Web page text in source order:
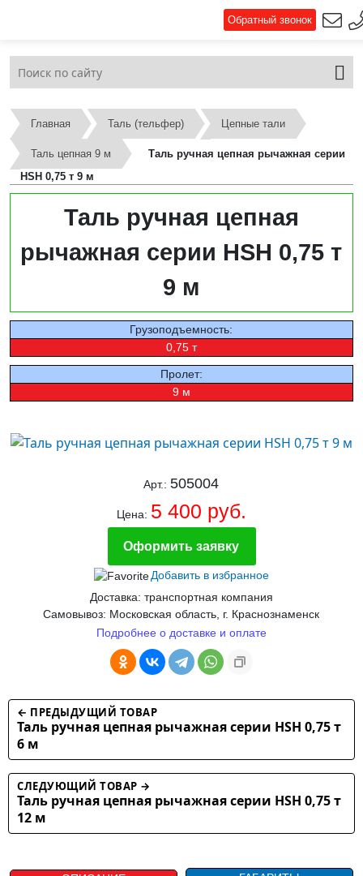
Обратный звонок
Главная Таль (тельфер) Цепные тали
Таль цепная 9 м
Таль ручная цепная рычажная серии
HSH 0,75 т 9 м
Таль ручная цепная
рычажная серии HSH 0,75 т
9 м
Грузоподъемность:
0,75 т
Пролет:
9 м
Арт.:505004
Цена: 5 400 руб.
Оформить заявку
Добавить в избранное
Доставка: транспортная компания
Самовывоз: Московская область, г. Краснознаменск
Подробнее о доставке и оплате
← ПРЕДЫДУЩИЙ ТОВАР
Таль ручная цепная рычажная серии HSH 0,75 т
6 м
СЛЕДУЮЩИЙ ТОВАР →
Таль ручная цепная рычажная серии HSH 0,75 т
12 м